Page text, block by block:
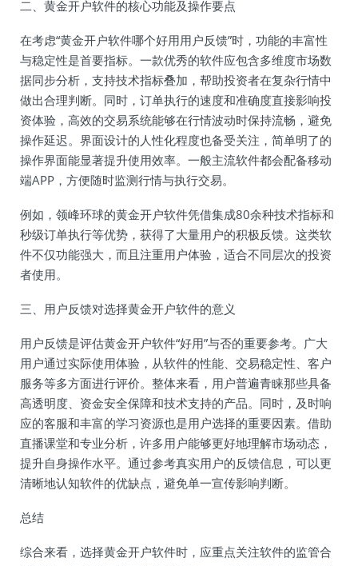
二、黄金开户软件的核心功能及操作要点
在考虑“黄金开户软件哪个好用用户反馈”时，功能的丰富性
与稳定性是首要指标。一款优秀的软件应包含多维度市场数
据同步分析，支持技术指标叠加，帮助投资者在复杂行情中
做出合理判断。同时，订单执行的速度和准确度直接影响投
资体验，高效的交易系统能够在行情波动时保持流畅，避免
操作延迟。界面设计的人性化程度也备受关注，简单明了的
操作界面能显著提升使用效率。一般主流软件都会配备移动
端APP，方便随时监测行情与执行交易。
例如，领峰环球的黄金开户软件凭借集成80余种技术指标和
秒级订单执行等优势，获得了大量用户的积极反馈。这类软
件不仅功能强大，而且注重用户体验，适合不同层次的投资
者使用。
三、用户反馈对选择黄金开户软件的意义
用户反馈是评估黄金开户软件“好用”与否的重要参考。广大
用户通过实际使用体验，从软件的性能、交易稳定性、客户
服务等多方面进行评价。整体来看，用户普遍青睐那些具备
高透明度、资金安全保障和技术支持的产品。同时，及时响
应的客服和丰富的学习资源也是用户选择的重要因素。借助
直播课堂和专业分析，许多用户能够更好地理解市场动态，
提升自身操作水平。通过参考真实用户的反馈信息，可以更
清晰地认知软件的优缺点，避免单一宣传影响判断。
总结
综合来看，选择黄金开户软件时，应重点关注软件的监管合